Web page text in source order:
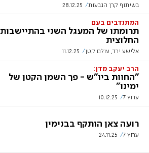
בשיתוף קרן הגבעות 28.12.25
המתנדבים בעם
תרומתו של המעגל השני בהתיישבות
החלוצית
אלישע ירד, עולם קטן 11.12.25
הרב יעקב מדן:
"החוות ביו"ש - פך השמן הקטן של
ימינו"
ערוץ 7 10.12.25
רועה צאן הותקף בבנימין
ערוץ 7 24.11.25